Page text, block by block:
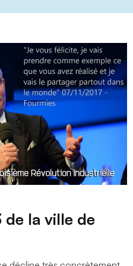
de la ville de